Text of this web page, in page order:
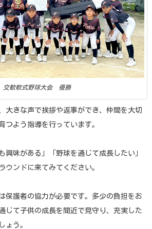
交歓軟式野球大会 優勝
大きな声で挨拶や返事ができ、仲間を大切
つよう指導を行っています。
興味がある」「野球を通じて成長したい」
ウンドに来てみてください。
保護者の協力が必要です。多少の負担をお
じて子供の成長を間近で見守り、充実した
ょう。